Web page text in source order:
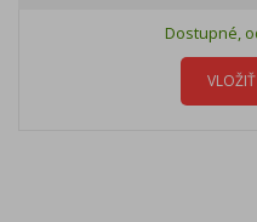
Dostupné,